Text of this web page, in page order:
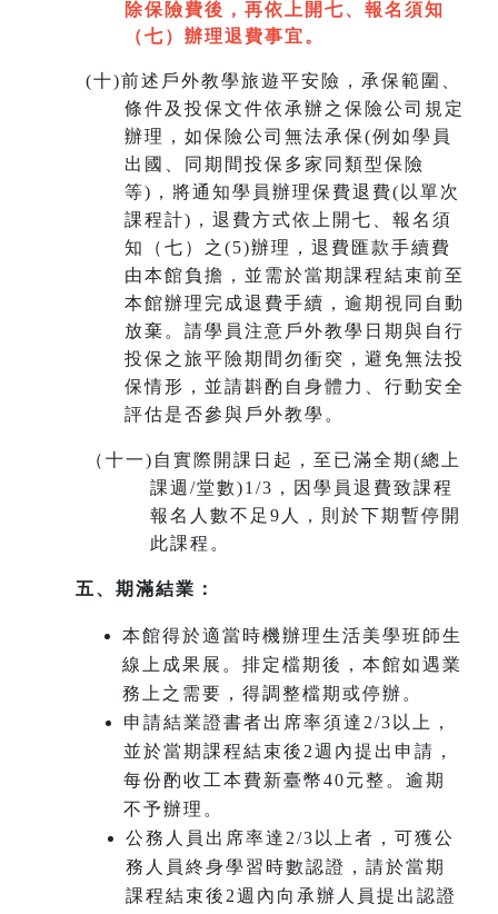
除保險費後，再依上開七、 報名須知
（七）辦理退費事宜。
(十)前述戶外教學旅遊平安險，承保範圍、
條件及投保文件依承辦之保險公司規定
辦理，如保險公司無法承保(例如學員
出國、同期間投保多家同類型保險
等)，將通知學員辦理保費退費(以單次
課程計)，退費方式依上開七、報名須
知（七）之(5)辦理，退費匯款手續費
由本館負擔，並需於當期課程結束前至
本館辦理完成退費手續， 逾期視同自動
放棄 。請學員注意戶外教學日期與自行
投保之旅平險期間勿衝突，避免無法投
保情形，並請斟酌自身體力、行動安全
評估是否參與戶外教學。
（十一) 自實際開課日起，至已滿全期(總上
課週/堂數)1/3，因學員退費致課程
報名人數不足9人，則於下期暫停開
此課程。
五、期滿結業：
本館得於適當時機辦理生活美學班師生
線上成果展。排定檔期後，本館如遇業
務上之需要，得調整檔期或停辦。
申請結業證書者出席率須達2/3以上，
並於當期課程結束後2週內提出申請，
每份酌收工本費新臺幣40元整。逾期
不予辦理。
公務人員出席率達2/3以上者，可獲公
務人員終身學習時數認證，請於當期
課程結束後2週內向承辦人員提出認證